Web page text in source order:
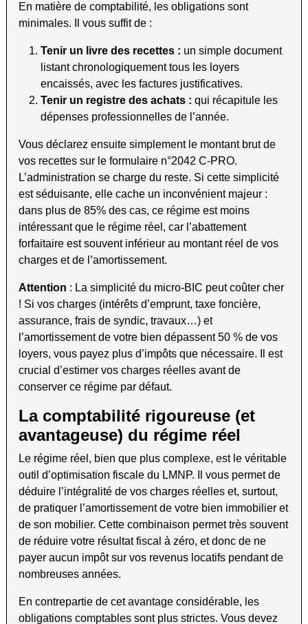
En matière de comptabilité, les obligations sont
minimales. Il vous suffit de :
Tenir un livre des recettes : un simple document
listant chronologiquement tous les loyers
encaissés, avec les factures justificatives.
Tenir un registre des achats : qui récapitule les
dépenses professionnelles de l’année.
Vous déclarez ensuite simplement le montant brut de
vos recettes sur le formulaire n°2042 C-PRO.
L’administration se charge du reste. Si cette simplicité
est séduisante, elle cache un inconvénient majeur :
dans plus de 85% des cas, ce régime est moins
intéressant que le régime réel, car l’abattement
forfaitaire est souvent inférieur au montant réel de vos
charges et de l’amortissement.
Attention : La simplicité du micro-BIC peut coûter cher
! Si vos charges (intérêts d’emprunt, taxe foncière,
assurance, frais de syndic, travaux…) et
l’amortissement de votre bien dépassent 50 % de vos
loyers, vous payez plus d’impôts que nécessaire. Il est
crucial d’estimer vos charges réelles avant de
conserver ce régime par défaut.
La comptabilité rigoureuse (et
avantageuse) du régime réel
Le régime réel, bien que plus complexe, est le véritable
outil d’optimisation fiscale du LMNP. Il vous permet de
déduire l’intégralité de vos charges réelles et, surtout,
de pratiquer l’amortissement de votre bien immobilier et
de son mobilier. Cette combinaison permet très souvent
de réduire votre résultat fiscal à zéro, et donc de ne
payer aucun impôt sur vos revenus locatifs pendant de
nombreuses années.
En contrepartie de cet avantage considérable, les
obligations comptables sont plus strictes. Vous devez